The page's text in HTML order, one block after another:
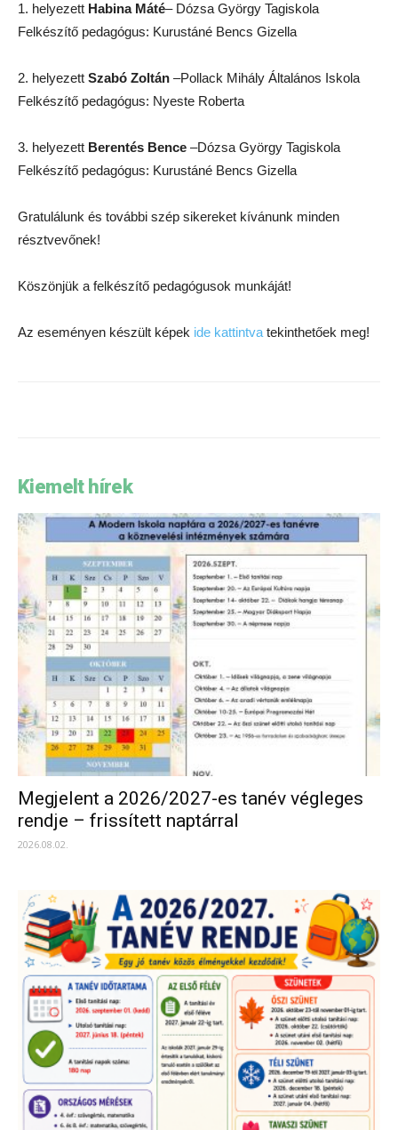
1. helyezett Habina Máté– Dózsa György Tagiskola
Felkészítő pedagógus: Kurustáné Bencs Gizella
2. helyezett Szabó Zoltán –Pollack Mihály Általános Iskola
Felkészítő pedagógus: Nyeste Roberta
3. helyezett Berentés Bence –Dózsa György Tagiskola
Felkészítő pedagógus: Kurustáné Bencs Gizella
Gratulálunk és további szép sikereket kívánunk minden
résztvevőnek!
Köszönjük a felkészítő pedagógusok munkáját!
Az eseményen készült képek ide kattintva tekinthetőek meg!
Kiemelt hírek
Megjelent a 2026/2027-es tanév végleges
rendje – frissített naptárral
2026.08.02.